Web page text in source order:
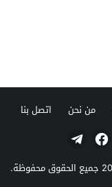
من نحن اتصل بنا